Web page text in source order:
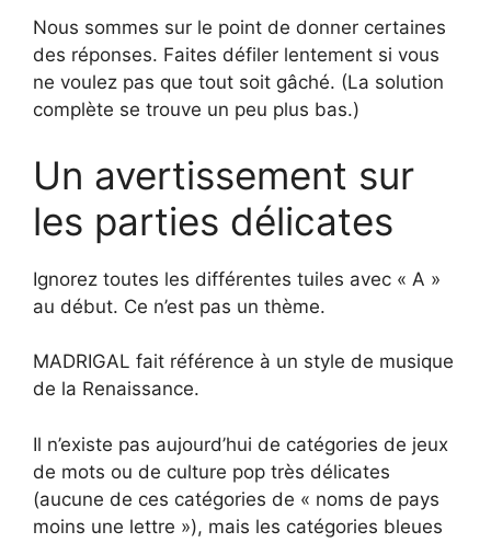
Nous sommes sur le point de donner certaines
des réponses. Faites défiler lentement si vous
ne voulez pas que tout soit gâché. (La solution
complète se trouve un peu plus bas.)
Un avertissement sur
les parties délicates
Ignorez toutes les différentes tuiles avec « A »
au début. Ce n’est pas un thème.
MADRIGAL fait référence à un style de musique
de la Renaissance.
Il n’existe pas aujourd’hui de catégories de jeux
de mots ou de culture pop très délicates
(aucune de ces catégories de « noms de pays
moins une lettre »), mais les catégories bleues